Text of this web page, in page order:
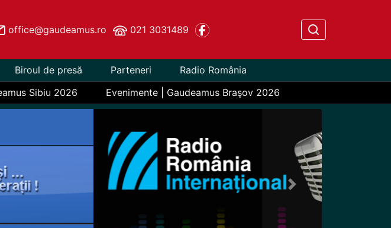
office@gaudeamus.ro 021 3031489
Biroul de presă Parteneri
Radio România
Sibiu 2026 Evenimente | Gaudeamus Braşov 2026
Next